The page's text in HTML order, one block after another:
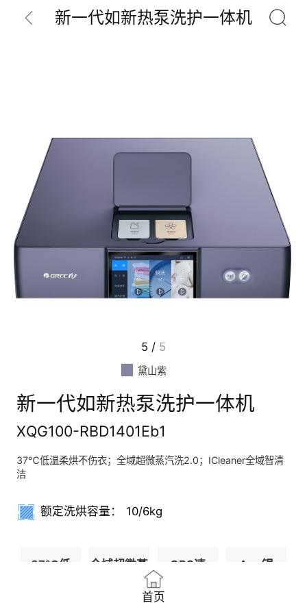
新一代如新热泵洗护一体机
5 / 5
黛山紫
新一代如新热泵洗护一体机
XQG100-RBD1401Eb1
37℃低温柔烘不伤衣；全域超微蒸汽洗2.0；ICleaner全域智清
洁
额定洗烘容量： 10/6kg
37℃低
全域超微蒸
GRS速
Ag+银
首页